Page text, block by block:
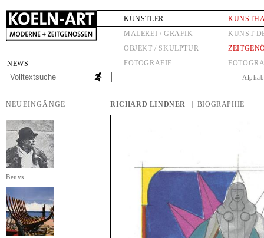
NEWS
KÜNSTLER
MALEREI / GRAFIK
OBJEKT / SKULPTUR
FOTOGRAFIE
KUNST
NEUEINGÄNGE
Beuys
RICHARD LINDNER | BIOGRAPHIE